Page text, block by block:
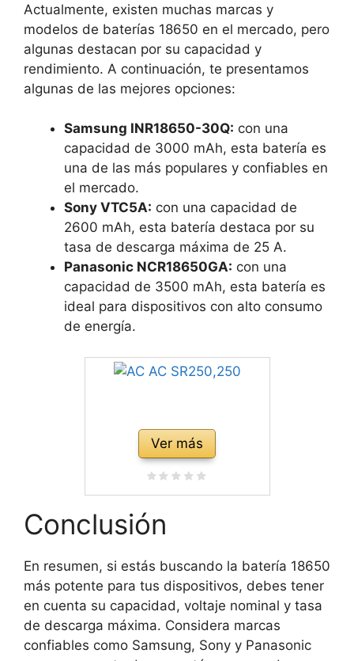
Actualmente, existen muchas marcas y
modelos de baterías 18650 en el mercado, pero
algunas destacan por su capacidad y
rendimiento. A continuación, te presentamos
algunas de las mejores opciones:
Samsung INR18650-30Q: con una
capacidad de 3000 mAh, esta batería es
una de las más populares y confiables en
el mercado.
Sony VTC5A: con una capacidad de
2600 mAh, esta batería destaca por su
tasa de descarga máxima de 25 A.
Panasonic NCR18650GA: con una
capacidad de 3500 mAh, esta batería es
ideal para dispositivos con alto consumo
de energía.
Ver más
Conclusión
En resumen, si estás buscando la batería 18650
más potente para tus dispositivos, debes tener
en cuenta su capacidad, voltaje nominal y tasa
de descarga máxima. Considera marcas
confiables como Samsung, Sony y Panasonic